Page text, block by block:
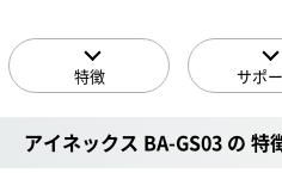
特徴 サポ
アイネックス BA-GS03 の 特